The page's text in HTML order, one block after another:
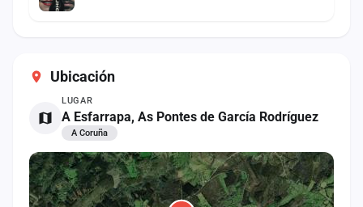
Ubicación
LUGAR
A Esfarrapa, As Pontes de García Rodríguez
A Coruña